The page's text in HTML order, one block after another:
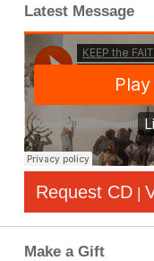
Latest Message
Request CD |
Make a Gift